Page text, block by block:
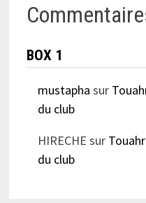
BOX 1
mustapha sur
du club
HIRECHE sur
du club